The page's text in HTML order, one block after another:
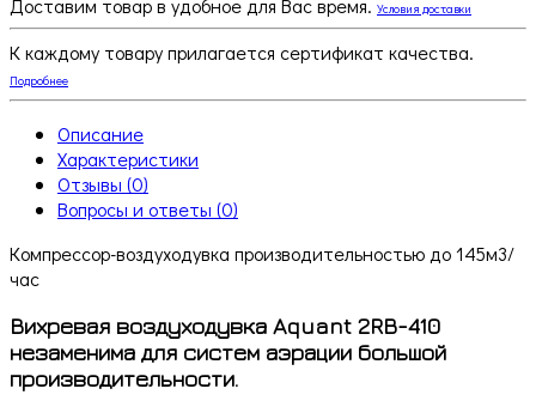
Условия доставки
К каждому товару прилагается сертификат качества.
Подробнее
Описание
Характеристики
Отзывы (0)
Вопросы и ответы (0)
Компрессор-воздуходувка производительностью до 145м3/
час
Вихревая воздуходувка Aquant 2RB-410
незаменима для систем аэрации большой
производительности.